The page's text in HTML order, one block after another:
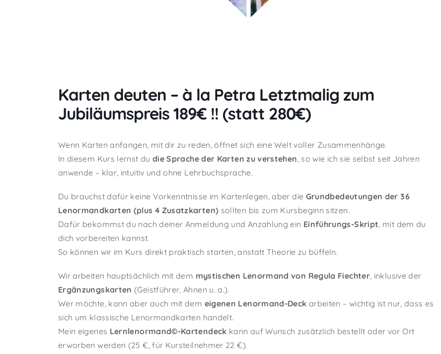
Karten deuten – à la Petra Letztmalig zum
Jubiläumspreis 189€ !! (statt 280€)
Wenn Karten anfangen, mit dir zu reden, öffnet sich eine Welt voller Zusammenhänge.
In diesem Kurs lernst du die Sprache der Karten zu verstehen, so wie ich sie selbst seit Jahren
anwende – klar, intuitiv und ohne Lehrbuchsprache.
Du brauchst dafür keine Vorkenntnisse im Kartenlegen, aber die Grundbedeutungen der 36
Lenormandkarten (plus 4 Zusatzkarten) sollten bis zum Kursbeginn sitzen.
Dafür bekommst du nach deiner Anmeldung und Anzahlung ein Einführungs-Skript, mit dem du
dich vorbereiten kannst.
So können wir im Kurs direkt praktisch starten, anstatt Theorie zu büffeln.
Wir arbeiten hauptsächlich mit dem mystischen Lenormand von Regula Fiechter, inklusive der
Ergänzungskarten (Geistführer, Ahnen u. a.).
Wer möchte, kann aber auch mit dem eigenen Lenormand-Deck arbeiten – wichtig ist nur, dass es
sich um klassische Lenormandkarten handelt.
Mein eigenes Lernlenormand©-Kartendeck kann auf Wunsch zusätzlich bestellt oder vor Ort
erworben werden (25 €, für Kursteilnehmer 22 €).